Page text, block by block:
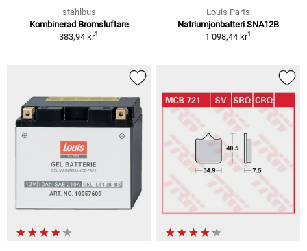
stahlbus
Kombinerad Bromsluftare
383,94 kr1
Louis Parts
Natriumjonbatteri SNA12B
1 098,44 kr1